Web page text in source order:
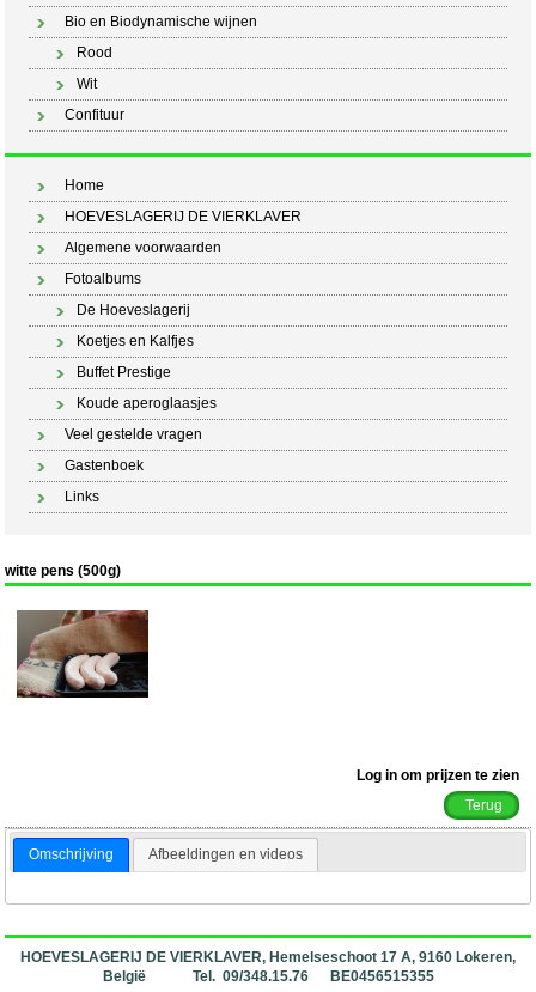
Bio en Biodynamische wijnen
Rood
Wit
Confituur
Home
HOEVESLAGERIJ DE VIERKLAVER
Algemene voorwaarden
Fotoalbums
De Hoeveslagerij
Koetjes en Kalfjes
Buffet Prestige
Koude aperoglaasjes
Veel gestelde vragen
Gastenboek
Links
witte pens (500g)
Log in om prijzen te zien
Terug
Omschrijving Afbeeldingen en videos
HOEVESLAGERIJ DE VIERKLAVER, Hemelseschoot 17 A, 9160 Lokeren,
België Tel. 09/348.15.76 BE0456515355